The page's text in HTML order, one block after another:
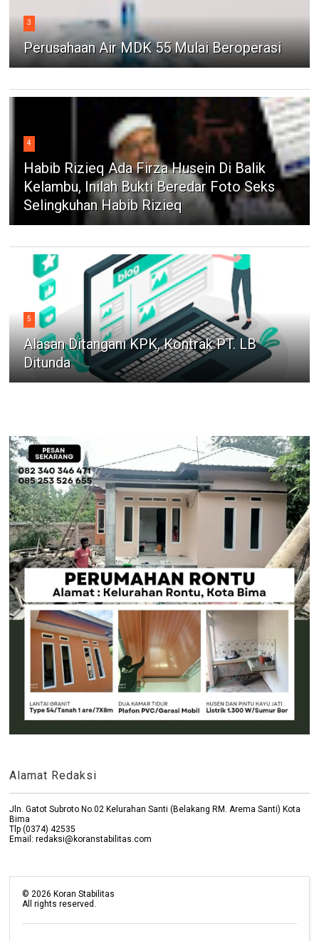
3
Perusahaan Air MDK 55 Mulai Beroperasi
4
Habib Rizieq Ada Firza Husein Di Balik
Kelambu, Inilah Bukti Beredar Foto Seks
Selingkuhan Habib Rizieq
5
Alasan Ditangani KPK, Kontrak PT. LB
Ditunda
Alamat Redaksi
Jln. Gatot Subroto No.02 Kelurahan Santi (Belakang RM. Arema Santi) Kota
Bima
Tlp (0374) 42535
Email: redaksi@koranstabilitas.com
©2026 Koran Stabilitas
All rights reserved.